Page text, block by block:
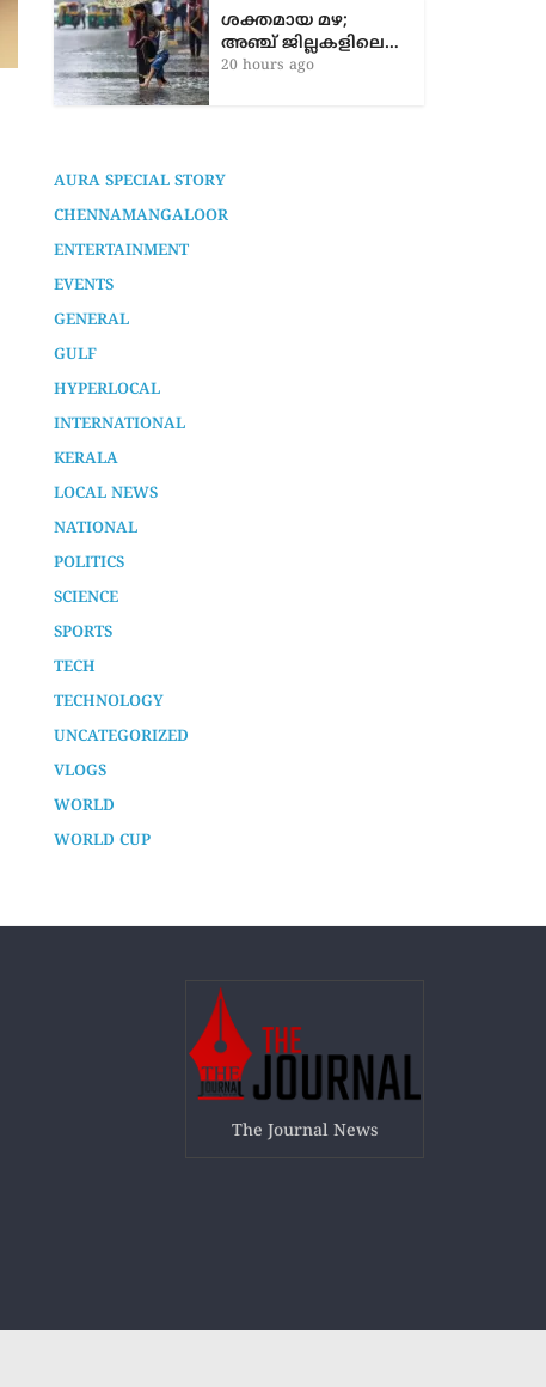
അബൂദബി വാഹനാപകടം;
ശക്തമായ മഴ;
അഞ്ച് ജില്ലകളിലെ…
20 hours ago
AURA SPECIAL STORY
CHENNAMANGALOOR
ENTERTAINMENT
EVENTS
GENERAL
GULF
HYPERLOCAL
INTERNATIONAL
KERALA
LOCAL NEWS
NATIONAL
POLITICS
SCIENCE
SPORTS
TECH
TECHNOLOGY
UNCATEGORIZED
VLOGS
WORLD
WORLD CUP
The Journal News